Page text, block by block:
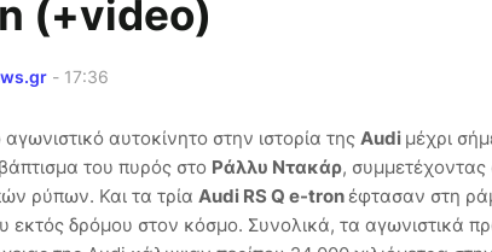
(+video)
- 17:36
αυτοκίνητο στην ιστορία της Audi μέχρι
του πυρός στο Ράλλυ Ντακάρ, συμμετέχοντας
ρύπων. Και τα τρία Audi RS Q e-tronέφτασαν στη
εκτός δρόμου στον κόσμο. Συνολικά, τα αγωνιστικά